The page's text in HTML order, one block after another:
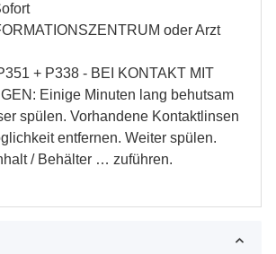
oder Arzt
+ P338 - BEI KONTAKT MIT
Einige Minuten lang behutsam
spülen. Vorhandene Kontaktlinsen
entfernen. Weiter spülen.
/ Behälter … zuführen.